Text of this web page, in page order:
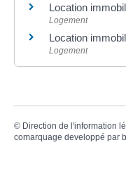
Location
Logement
Location
Logement
© Direction de l'information
comarquage developpé par